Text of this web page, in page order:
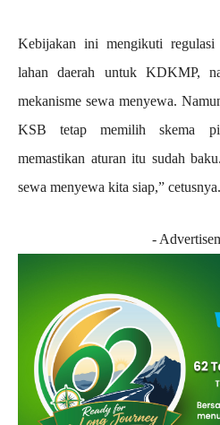
Kebijakan ini mengikuti regulasi
lahan daerah untuk KDKMP,
mekanisme sewa menyewa.
KSB tetap memilih skema
memastikan aturan itu sudah
sewa menyewa kita siap,” cetusnya.
-